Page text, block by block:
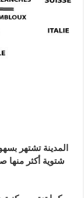
شتوية أكثر منها